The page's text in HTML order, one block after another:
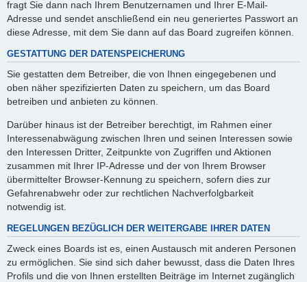
fragt Sie dann nach Ihrem Benutzernamen und Ihrer E-Mail-
Adresse und sendet anschließend ein neu generiertes Passwort an
diese Adresse, mit dem Sie dann auf das Board zugreifen können.
GESTATTUNG DER DATENSPEICHERUNG
Sie gestatten dem Betreiber, die von Ihnen eingegebenen und
oben näher spezifizierten Daten zu speichern, um das Board
betreiben und anbieten zu können.
Darüber hinaus ist der Betreiber berechtigt, im Rahmen einer
Interessenabwägung zwischen Ihren und seinen Interessen sowie
den Interessen Dritter, Zeitpunkte von Zugriffen und Aktionen
zusammen mit Ihrer IP-Adresse und der von Ihrem Browser
übermittelter Browser-Kennung zu speichern, sofern dies zur
Gefahrenabwehr oder zur rechtlichen Nachverfolgbarkeit
notwendig ist.
REGELUNGEN BEZÜGLICH DER WEITERGABE IHRER DATEN
Zweck eines Boards ist es, einen Austausch mit anderen Personen
zu ermöglichen. Sie sind sich daher bewusst, dass die Daten Ihres
Profils und die von Ihnen erstellten Beiträge im Internet zugänglich